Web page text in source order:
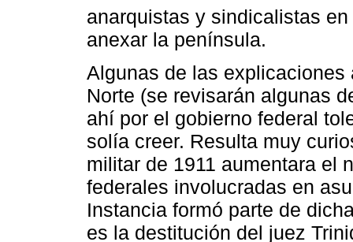
anarquistas y sindicalistas en
anexar la península.
Algunas de las
Norte (se revisarán algunas
ahí por el gobierno federal
solía creer. Resulta muy
militar de 1911 aumentara el
federales involucradas en
Instancia formó parte de
es la destitución del juez